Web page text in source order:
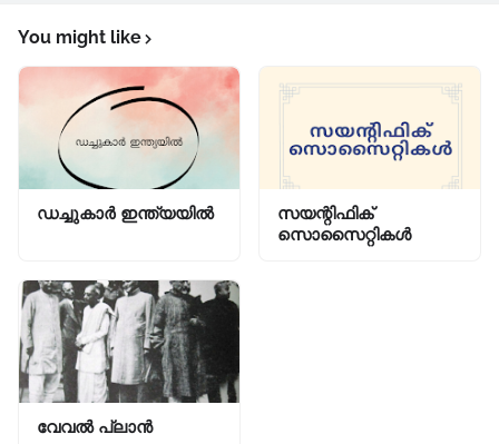
You might like
ഡച്ചുകാർ ഇന്ത്യയിൽ
സയന്റിഫിക്
സൊസൈറ്റികൾ
വേവൽ പ്ലാൻ